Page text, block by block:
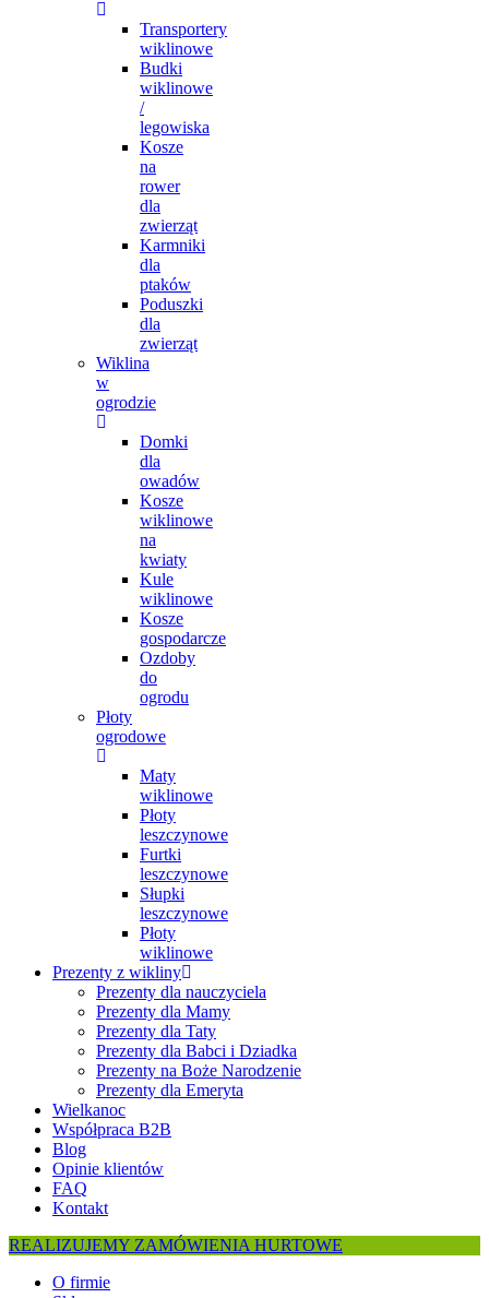
Transportery
wiklinowe
Budki
wiklinowe
/
legowiska
Kosze
na
rower
dla
zwierząt
Karmniki
dla
ptaków
Poduszki
dla
zwierząt
Wiklina
w
ogrodzie
Domki
dla
owadów
Kosze
wiklinowe
na
kwiaty
Kule
wiklinowe
Kosze
gospodarcze
Ozdoby
do
ogrodu
Płoty
ogrodowe
Maty
wiklinowe
Płoty
leszczynowe
Furtki
leszczynowe
Słupki
leszczynowe
Płoty
wiklinowe
Prezenty z wikliny
Prezenty dla nauczyciela
Prezenty dla Mamy
Prezenty dla Taty
Prezenty dla Babci i Dziadka
Prezenty na Boże Narodzenie
Prezenty dla Emeryta
Wielkanoc
Współpraca B2B
Blog
Opinie klientów
FAQ
Kontakt
REALIZUJEMY ZAMÓWIENIA HURTOWE
O firmie